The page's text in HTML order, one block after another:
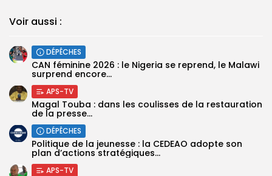
Voir aussi :
DÉPÊCHES
‎CAN féminine 2026 : le Nigeria se reprend, le Malawi
surprend encore...
APS-TV
Magal Touba : dans les coulisses de la restauration
de la presse...
DÉPÊCHES
Politique de la jeunesse : la CEDEAO adopte son
plan d’actions stratégiques...
APS-TV